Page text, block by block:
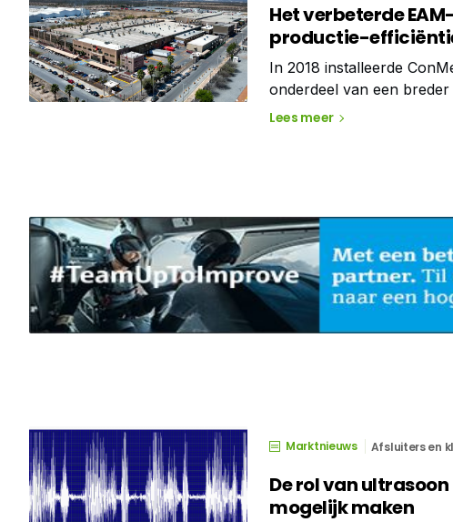
Het verbeterde
productie-
In 2018 installeerde
onderdeel van een
excellentie te bereiken.
Lees meer
Marktnieuws Afsluiters en
De rol van
mogelijk maken